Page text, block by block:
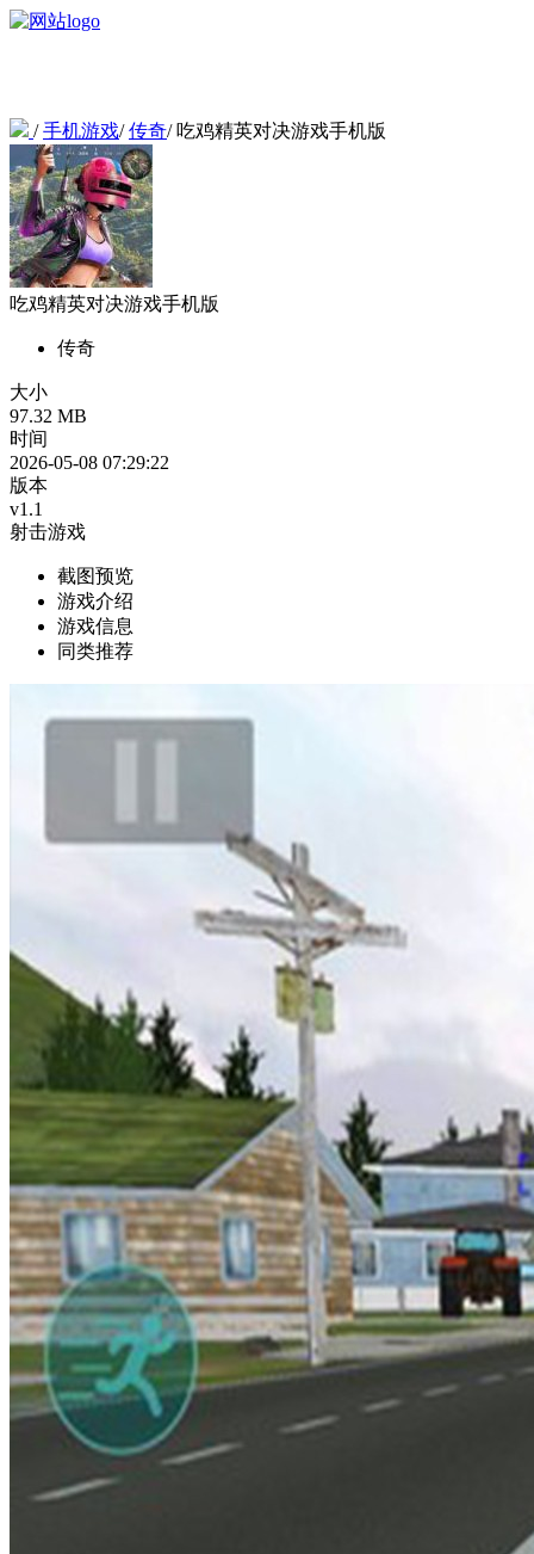
/手机游戏/传奇/ 吃鸡精英对决游戏手机版
吃鸡精英对决游戏手机版
传奇
大小
97.32 MB
时间
2026-05-08 07:29:22
版本
v1.1
射击游戏
截图预览
游戏介绍
游戏信息
同类推荐